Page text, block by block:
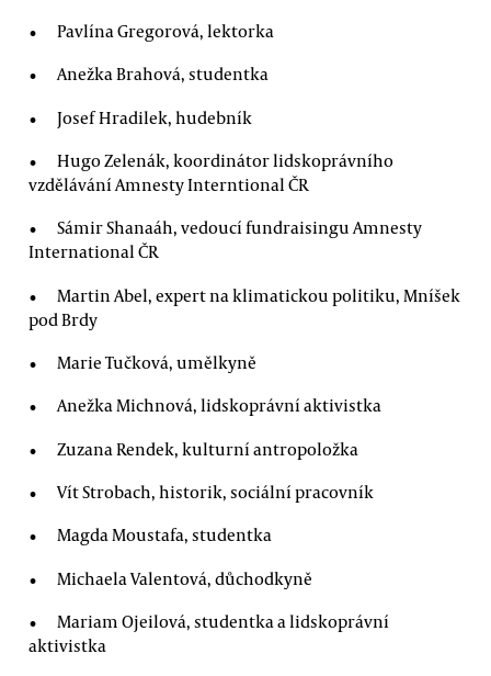
Pavlína Gregorová, lektorka
Anežka Brahová, studentka
Josef Hradilek, hudebník
Hugo Zelenák, koordinátor lidskoprávního
vzdělávání Amnesty Interntional ČR
Sámir Shanaáh, vedoucí fundraisingu Amnesty
International ČR
Martin Abel, expert na klimatickou politiku, Mníšek
pod Brdy
Marie Tučková, umělkyně
Anežka Michnová, lidskoprávní aktivistka
Zuzana Rendek, kulturní antropoložka
Vít Strobach, historik, sociální pracovník
Magda Moustafa, studentka
Michaela Valentová, důchodkyně
Mariam Ojeilová, studentka a lidskoprávní
aktivistka